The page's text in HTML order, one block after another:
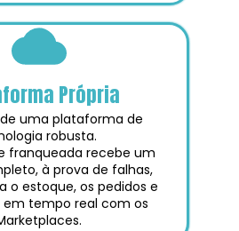
Própria
uma plataforma de
robusta.
franqueada recebe um
à prova de falhas,
o estoque, os pedidos e
tempo real com os